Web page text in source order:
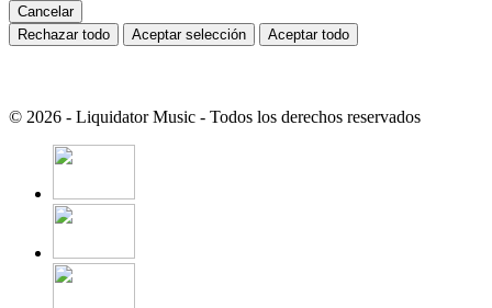
Cancelar
Rechazar todo
Aceptar selección Aceptar todo
© 2026 - Liquidator Music - Todos los derechos reservados